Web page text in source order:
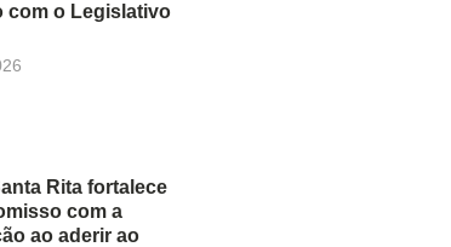
com o Legislativo
Rita fortalece
com a
ao aderir ao